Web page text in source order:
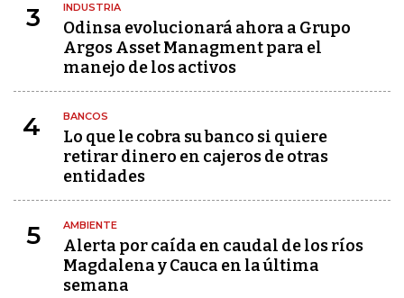
3 INDUSTRIA
Odinsa evolucionará ahora a Grupo
Argos Asset Managment para el
manejo de los activos
4 BANCOS
Lo que le cobra su banco si quiere
retirar dinero en cajeros de otras
entidades
5 AMBIENTE
Alerta por caída en caudal de los ríos
Magdalena y Cauca en la última
semana